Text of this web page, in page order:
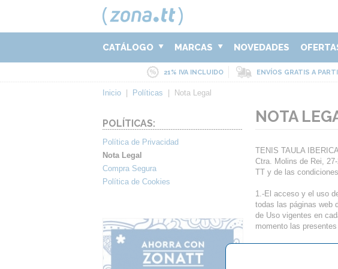
CATÁLOGO MARCAS NOVEDADES
21% IVA INCLUIDO ENVÍOS GRATIS A
Inicio Políticas Nota Legal
POLÍTICAS:
Política de Privacidad
Nota Legal
Compra Segura
Política de Cookies
NOTA
TENIS TAULA
Ctra. Molins de Rei,
TT y de las
1.-El acceso y el uso
todas las páginas web
de Uso vigentes en
momento las
2.-Propiedad
sobre Propiedad